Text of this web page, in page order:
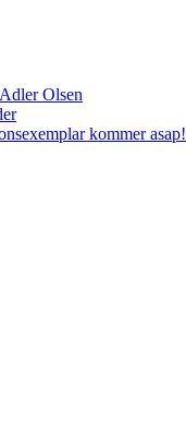
Olsen
kommer asap!